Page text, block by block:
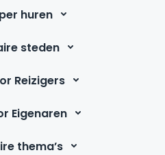
huren
steden
Reizigers
Eigenaren
thema’s